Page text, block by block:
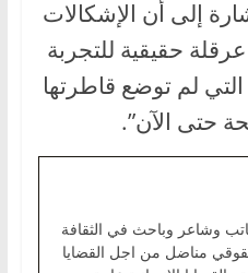
إلى أن الإشكالات
عرقلة حقيقية للتجربة
التي لم توضع قاطرتها
حتى الآن”.
وشاعر وباحث في الثقافة
مناضل من اجل القضايا